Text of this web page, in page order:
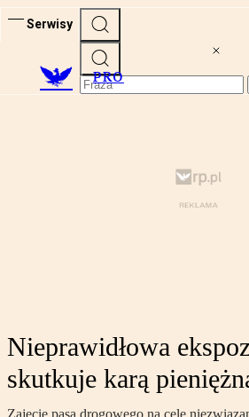
Serwisy
PRO
Nieprawidłowa
skutkuje karą
Zajęcie pasa drogowego na cele